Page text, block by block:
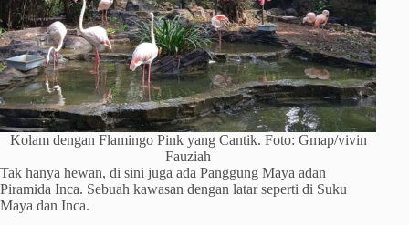
Kolam dengan Flamingo Pink yang Cantik. Foto: Gmap/vivin
Fauziah
Tak hanya hewan, di sini juga ada Panggung Maya adan
Piramida Inca. Sebuah kawasan dengan latar seperti di Suku
Maya dan Inca.